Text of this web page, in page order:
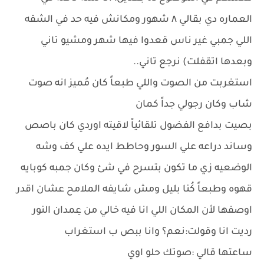
العماره دي بقالي ٨ شهور ومكانش فيه حد في الشقه
اللي جمبي غير ناس قعدوا فيها شهر ومشيو تاني
وبعدها اتقفلت) نرجع تاني..
استغربت من الصوت واللي طبعاً كان مُميز انه صوت
شاب وكان رجولي جداً كمان
بصيت بدافع الفضول تلقائياً لاقيته اوردي كان باصص
وساند دراعه علي السور وحاطط ايده علي كف وشه
الوضعيه زي ما تكون بتسرح في شئ وكان جمبه كوبايه
قهوه وطبعاً كُنا بليل ومش شايفه الملامح عشان اقدر
اوصفها لأن المكان اللي انا فيه خالي من عِمدان النور
رديت انا وقولت:نعم؟ وانا ببص ب استغراب
ساعتها قالي :صوتك حلو اوي